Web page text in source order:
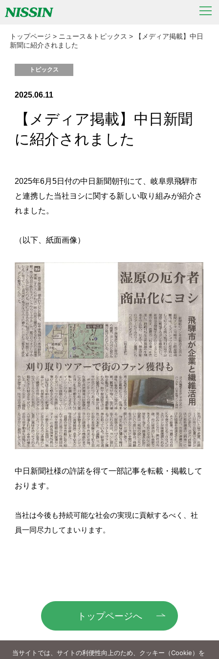
トップページ > ニュース＆トピックス >
【メディア掲載】中日
新聞に紹介されました
トピックス
2025.06.11
【メディア掲載】中日新聞
に紹介されました
2025年6月5日付の中日新聞朝刊にて、岐阜県飛騨市
と連携した当社ヨシに関する新しい取り組みが紹介さ
れました。
（以下、紙面画像）
中日新聞社様の許諾を得て一部記事を転載・掲載して
おります。
当社は今後も持続可能な社会の実現に貢献するべく、社
員一同尽力してまいります。
トップページへ
当サイトでは、サイトの利便性向上のため、クッキー（Cookie）を